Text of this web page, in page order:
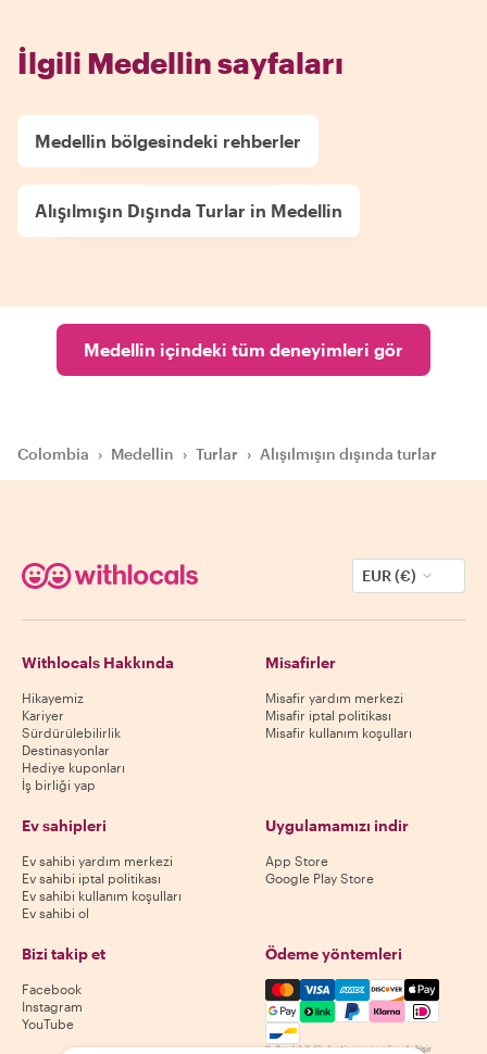
İlgili Medellin sayfaları
Medellin bölgesindeki rehberler
Alışılmışın Dışında Turlar in Medellin
Medellin içindeki tüm deneyimleri gör
Colombia › Medellin › Turlar › Alışılmışın dışında turlar
EUR (€)
Withlocals Hakkında
Hikayemiz
Kariyer
Sürdürülebilirlik
Destinasyonlar
Hediye kuponları
İş birliği yap
Misafirler
Misafir yardım merkezi
Misafir iptal politikası
Misafir kullanım koşulları
Ev sahipleri
Ev sahibi yardım merkezi
Ev sahibi iptal politikası
Ev sahibi kullanım koşulları
Ev sahibi ol
Uygulamamızı indir
App Store
Google Play Store
Bizi takip et
Facebook
Instagram
YouTube
Ödeme yöntemleri
Mastercard, Visa, Amex,
Kullanılabilirlik destinasyona göre değişir